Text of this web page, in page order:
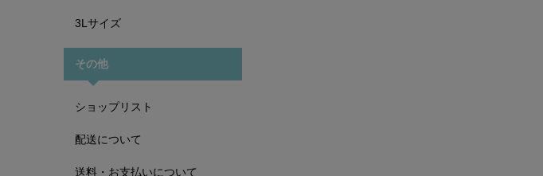
3Lサイズ
その他
ショップリスト
配送について
送料・お支払いについて